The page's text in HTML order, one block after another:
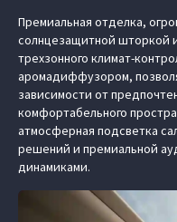
Премиальная отделка,
солнцезащитной шторкой
трехзонного климат-
аромадиффузором,
зависимости от
комфортабельного
атмосферная подсветка
решений и премиальной
динамиками.